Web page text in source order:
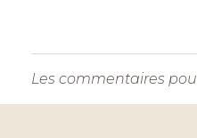
Les commentaires